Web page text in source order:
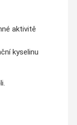
aktivitě
kyselinu